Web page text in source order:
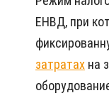
ЕНВД, при
затратах на